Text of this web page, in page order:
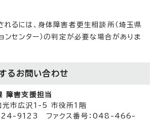
るには、身体障害者更生相談所（埼玉県
ンセンター）の判定が必要な場合がありま
る お問い合わせ
障害支援担当
市広沢1-5 市役所1階
9123 ファクス番号：048-466-